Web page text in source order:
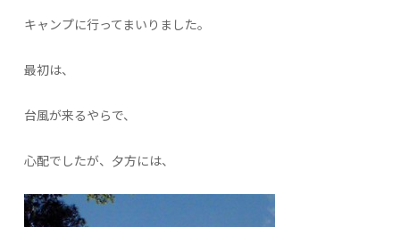
キャンプに行ってまいりました。
最初は、
台風が来るやらで、
心配でしたが、夕方には、